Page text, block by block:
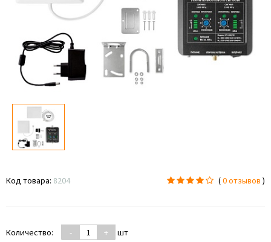
Код товара: 8204 (0 отзывов )
Количество: - + шт